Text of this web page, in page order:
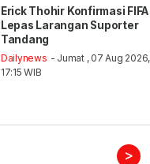
Erick Thohir Konfirmasi FIFA
Lepas Larangan Suporter
Tandang
Dailynews - Jumat , 07 Aug 2026,
17:15 WIB
>